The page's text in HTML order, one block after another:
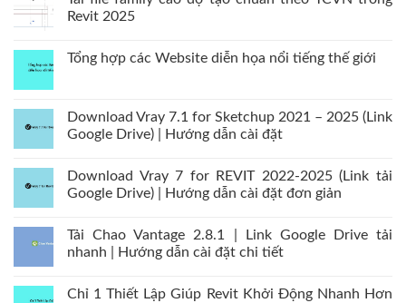
Revit 2025
Tổng hợp các Website diễn họa nổi tiếng thế giới
Download Vray 7.1 for Sketchup 2021 – 2025 (Link
Google Drive) | Hướng dẫn cài đặt
Download Vray 7 for REVIT 2022-2025 (Link tải
Google Drive) | Hướng dẫn cài đặt đơn giản
Tải Chao Vantage 2.8.1 | Link Google Drive tải
nhanh | Hướng dẫn cài đặt chi tiết
Chỉ 1 Thiết Lập Giúp Revit Khởi Động Nhanh Hơn